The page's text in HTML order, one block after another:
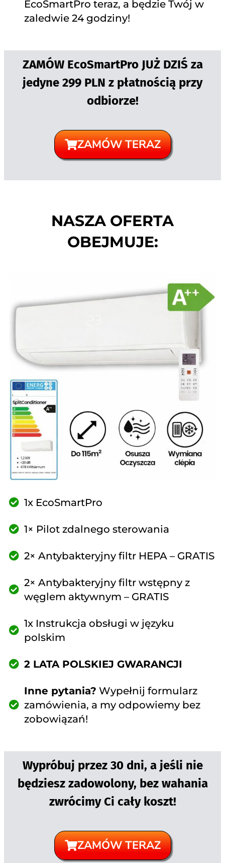
EcoSmartPro teraz, a będzie Twój w
zaledwie 24 godziny!
ZAMÓW EcoSmartPro JUŻ DZIŚ za
jedyne 299 PLN z płatnością przy
odbiorze!
ZAMÓW TERAZ
NASZA OFERTA
OBEJMUJE:
1x EcoSmartPro
1× Pilot zdalnego sterowania
2× Antybakteryjny filtr HEPA – GRATIS
2× Antybakteryjny filtr wstępny z
węglem aktywnym – GRATIS
1x Instrukcja obsługi w języku
polskim
2 LATA POLSKIEJ GWARANCJI
Inne pytania? Wypełnij formularz
zamówienia, a my odpowiemy bez
zobowiązań!
Wypróbuj przez 30 dni, a jeśli nie
będziesz zadowolony, bez wahania
zwrócimy Ci cały koszt!
ZAMÓW TERAZ